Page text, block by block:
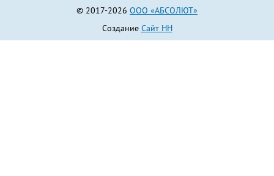
© 2017-2026 ООО «АБСОЛЮТ»
Создание Сайт НН